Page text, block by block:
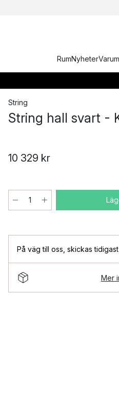
RumNyheter
String
String hall svart -
10 329 kr
På väg till oss skickas
Mer